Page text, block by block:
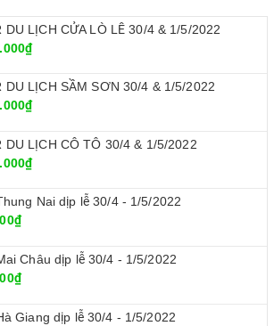
DU LỊCH CỬA LÒ LỄ 30/4 & 1/5/2022
DU LỊCH SẦM SƠN 30/4 & 1/5/2022
DU LỊCH CÔ TÔ 30/4 & 1/5/2022
Nai dịp lễ 30/4 - 1/5/2022
Châu dịp lễ 30/4 - 1/5/2022
Giang dịp lễ 30/4 - 1/5/2022